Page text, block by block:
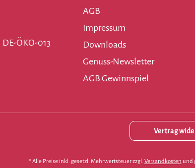
ÖKO-013
AGB
Impressum
Downloads
Genuss-Newsletter
AGB Gewinnspiel
Vertrag
* Alle Preise inkl. gesetzl. Mehrwertsteuer zzgl. Versandkosten und